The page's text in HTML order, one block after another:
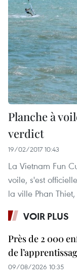
Planche à
verdict
19/02/2017 10:43
La Vietnam Fun
voile, s'est
la ville Phan
VOIR PLUS
Près de 2 000
de
09/08/2026 10:35